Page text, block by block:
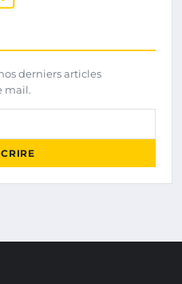
derniers articles
mail.